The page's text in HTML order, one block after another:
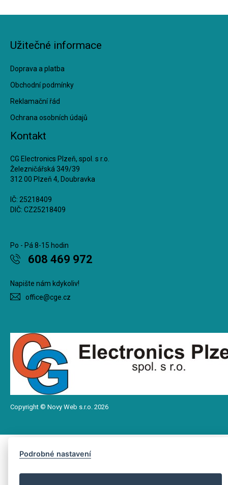
Užitečné informace
Doprava a platba
Obchodní podmínky
Reklamační řád
Ochrana osobních údajů
Kontakt
CG Electronics Plzeň, spol. s r.o.
Železničářská 349/39
312 00 Plzeň 4, Doubravka
IČ: 25218409
DIČ: CZ25218409
Po - Pá 8-15 hodin
608 469 972
Napište nám kdykoliv!
office@cge.cz
Copyright © Novy Web s.r.o. 2026
Podrobné nastavení